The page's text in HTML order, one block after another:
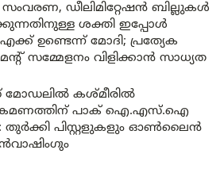
സംവരണ, ഡീലിമിറ്റേഷൻ ബില്ലുകൾ
ശക്തി ഇപ്പോൾ
ഉണ്ടെന്ന് മോദി; പ്രത്യേക
സമ്മേളനം വിളിക്കാൻ സാധ്യത
മോഡലിൽ കശ്മീരിൽ
പാക് ഐ.എസ്.ഐ
തുർക്കി പിസ്റ്റളുകളും ഓൺലൈൻ